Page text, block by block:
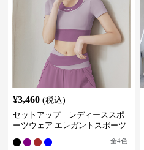
¥3,460 (税込)
セットアップ レディーススポ
ーツウェア エレガントスポーツ
全4色